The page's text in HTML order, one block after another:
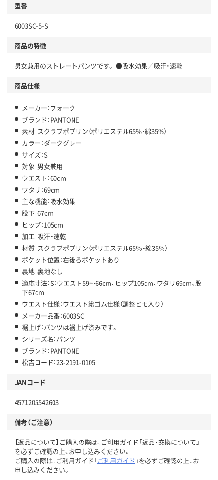
型番
6003SC-5-S
商品の特徴
男女兼用のストレートパンツです。 ●吸水効果／吸汗・速乾
商品仕様
メーカー：フォーク
ブランド：PANTONE
素材：スクラブポプリン（ポリエステル65%・綿35%）
カラー：ダークグレー
サイズ：S
対象：男女兼用
ウエスト：60cm
ワタリ：69cm
主な機能：吸水効果
股下：67cm
ヒップ：105cm
加工：吸汗・速乾
材質：スクラブポプリン（ポリエステル65％・綿35％）
ポケット位置：右後ろポケットあり
裏地：裏地なし
適応寸法：S：ウエスト59～66cm、ヒップ105cm、ワタリ69cm、股
下67cm
ウエスト仕様：ウエスト総ゴム仕様（調整ヒモ入り）
メーカー品番：6003SC
裾上げ：パンツは裾上げ済みです。
シリーズ名：パンツ
ブランド：PANTONE
松吉コード：23-2191-0105
JANコード
4571205542603
備考（ご注意）
【返品について】ご購入の際は、ご利用ガイド「返品・交換について」
を必ずご確認の上、お申し込みください。
ご購入の際は、ご利用ガイド「ご利用ガイド 」を必ずご確認の上、お
申し込みください。